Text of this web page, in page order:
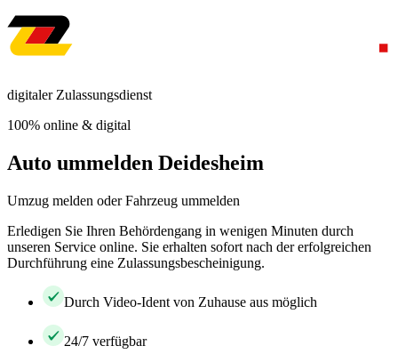
digitaler Zulassungsdienst
100% online & digital
Auto ummelden Deidesheim
Umzug melden oder Fahrzeug ummelden
Erledigen Sie Ihren Behördengang in wenigen Minuten durch
unseren Service online. Sie erhalten sofort nach der erfolgreichen
Durchführung eine Zulassungsbescheinigung.
Durch Video-Ident von Zuhause aus möglich
24/7 verfügbar